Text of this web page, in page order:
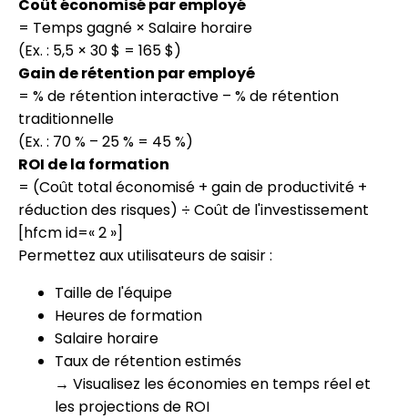
Coût économisé par employé
= Temps gagné × Salaire horaire
(Ex. : 5,5 × 30 $ = 165 $)
Gain de rétention par employé
= % de rétention interactive – % de rétention
traditionnelle
(Ex. : 70 % – 25 % = 45 %)
ROI de la formation
= (Coût total économisé + gain de productivité +
réduction des risques) ÷ Coût de l'investissement
[hfcm id=« 2 »]
Permettez aux utilisateurs de saisir :
Taille de l'équipe
Heures de formation
Salaire horaire
Taux de rétention estimés
→ Visualisez les économies en temps réel et
les projections de ROI